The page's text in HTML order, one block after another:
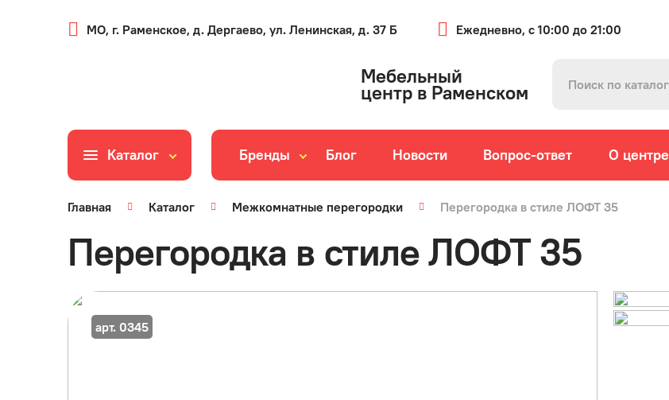
МО, г. Раменское, д. Дергаево, ул. Ленинская, д. 37 Б Ежедневно, с 10:00 до 21:00
Мебельный
центр в Раменском
Каталог Бренды Блог Новости Вопрос-ответ О центре
Главная Каталог Межкомнатные перегородки Перегородка в стиле ЛОФТ 35
Перегородка в стиле ЛОФТ 35
арт. 0345